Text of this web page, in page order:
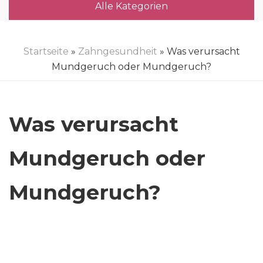
Alle Kategorien
Startseite » Zahngesundheit » Was verursacht
Mundgeruch oder Mundgeruch?
Was verursacht
Mundgeruch oder
Mundgeruch?